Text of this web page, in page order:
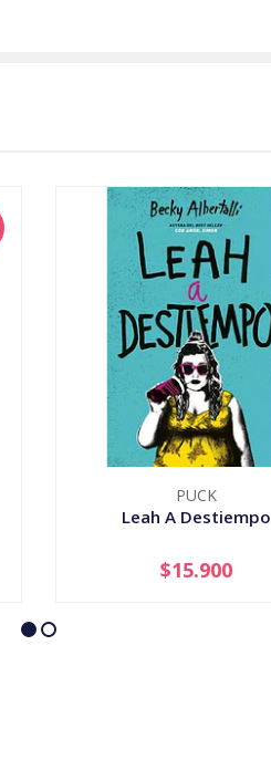
PUCK
Leah A Destiempo
+
$15.900